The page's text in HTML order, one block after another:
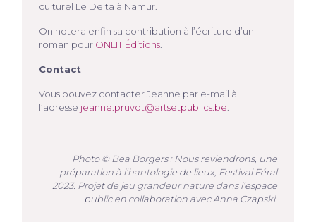
culturel Le Delta à Namur.
On notera enfin sa contribution à l’écriture d’un
roman pour ONLIT Éditions
Contact
Vous pouvez contacter Jeanne par e-mail à
l’adresse jeanne.pruvot@artsetpublics.be
Photo © Bea Borgers : Nous reviendrons, une
préparation à l’hantologie de lieux, Festival Féral
2023. Projet de jeu grandeur nature dans l’espace
public en collaboration avec Anna Czapski.